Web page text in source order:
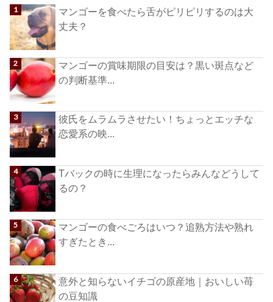
マンゴーを食べたら舌がピリピリするのは大
丈夫？
マンゴーの賞味期限の目安は？黒い斑点など
の判断基準...
彼氏をムラムラさせたい！ちょっとエッチな
恋愛系の映...
Tバックの時に生理になったらみんなどうして
るの？
マンゴーの食べごろはいつ？追熟方法や熟れ
すぎたとき...
意外と知らないイチゴの原産地｜おいしい苺
の豆知識